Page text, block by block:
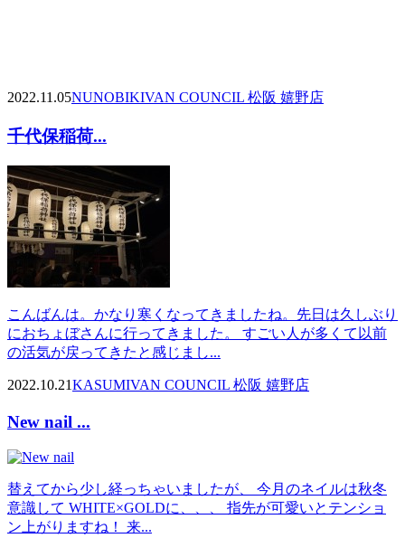
2022.11.05NUNOBIKIVAN COUNCIL 松阪 嬉野店
千代保稲荷...
こんばんは。かなり寒くなってきましたね。先日は久しぶり
におちょぼさんに行ってきました。 すごい人が多くて以前
の活気が戻ってきたと感じまし...
2022.10.21KASUMIVAN COUNCIL 松阪 嬉野店
New nail ...
替えてから少し経っちゃいましたが、 今月のネイルは秋冬
意識して WHITE×GOLDに、、、 指先が可愛いとテンショ
ン上がりますね！ 来...